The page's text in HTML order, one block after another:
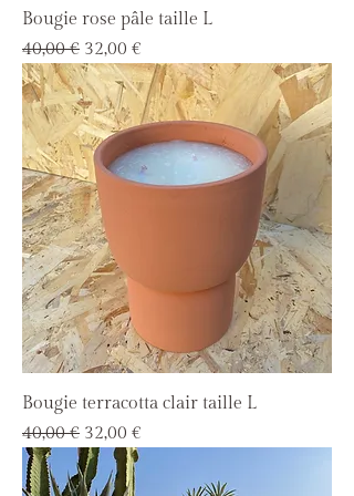
Bougie rose pâle taille L
Prix original
40,00 € Prix promotionnel
32,00 €
Bougie terracotta clair taille L
Prix original
40,00 € Prix promotionnel
32,00 €